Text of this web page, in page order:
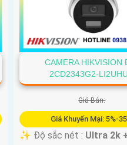
CAMERA HIKVISION
2CD2343G2-
Giá Bán:
Giá Khuyến Mại: 5%-
✨ Độ sắc nét : Ultra 2k